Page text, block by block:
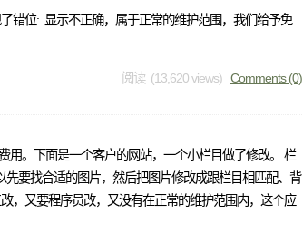
错位: 显示不正确，属于正常的维护范围，我们给予免
阅读 (13,620 views) Comments (0)
用。下面是一个客户的网站，一个小栏目做了修改。 栏
要找合适的图片，然后把图片修改成跟栏目相匹配、背
，又要程序员改，又没有在正常的维护范围内，这个应